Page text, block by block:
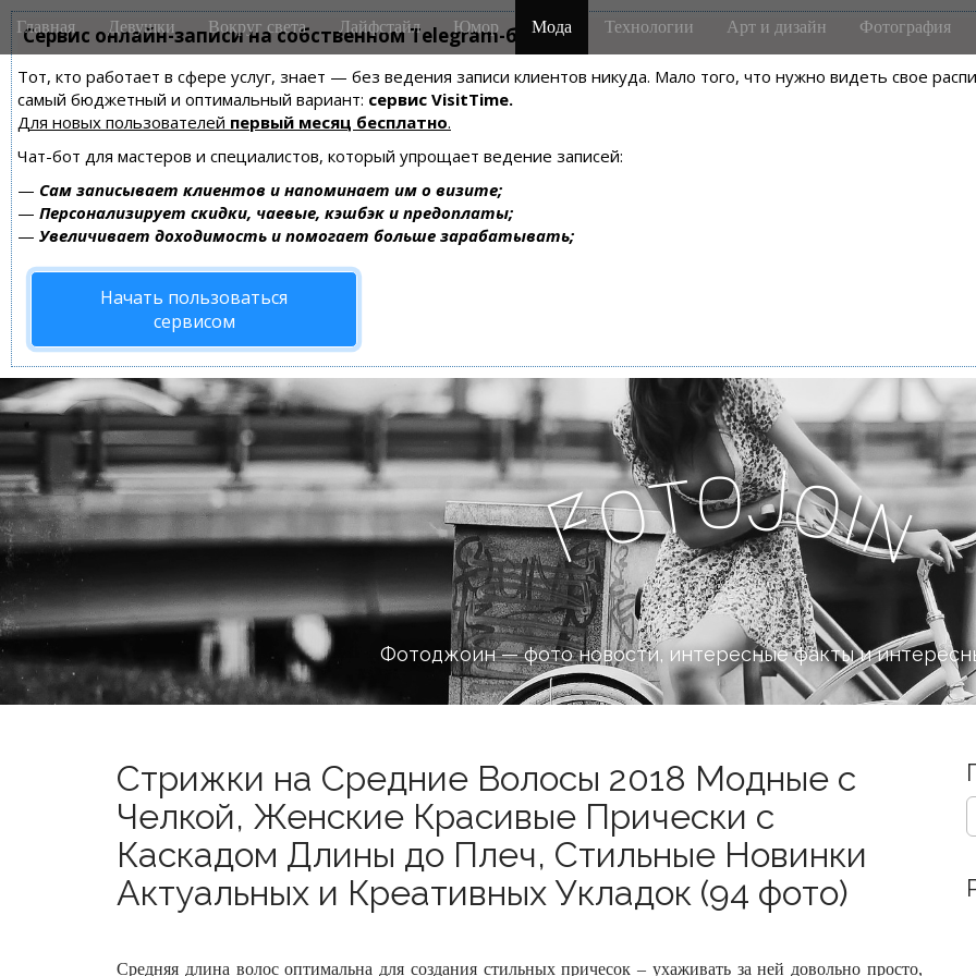
Сервис онлайн-записи на собственном Telegram-боте
Тот, кто работает в сфере услуг, знает — без ведения записи клиентов никуда. Мало того, что нужно видеть свое
самый бюджетный и оптимальный вариант: сервис VisitTime.
Для новых пользователей первый месяц бесплатно.
Чат-бот для мастеров и специалистов, который упрощает ведение записей:
— Сам записывает клиентов и напоминает им о визите;
— Персонализирует скидки, чаевые, кэшбэк и предоплаты;
— Увеличивает доходимость и помогает больше зарабатывать;
Начать пользоваться
сервисом
M
a
n
m
e
n
u
i
Главная Девушки Вокруг света Лайфстайл Юмор Мода Технологии Арт и дизайн Фотография
FotoJoi
n
Фотоджоин — фото новости, интересные факты и
Стрижки на Средние Волосы 2018 Модные с
Челкой, Женские Красивые Прически с
Каскадом Длины до Плеч, Стильные Новинки
Актуальных и Креативных Укладок (94 фото)
Средняя длина волос оптимальна для создания стильных причесок – ухаживать за ней довольно просто,
S
e
c